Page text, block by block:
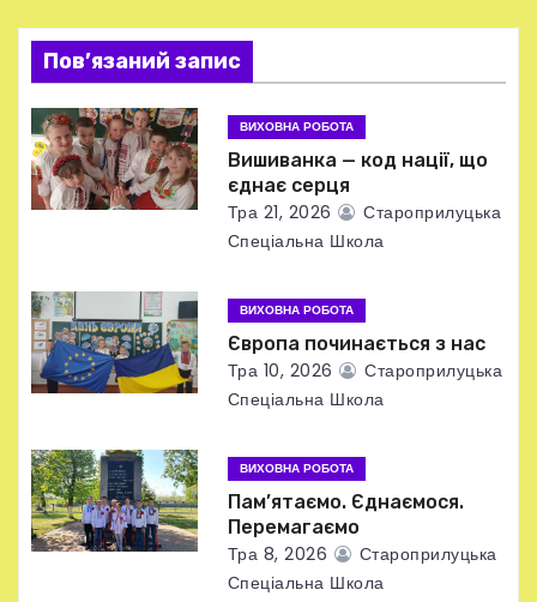
я
з
а
п
и
і
в
Пов’язаний запис
ВИХОВНА РОБОТА
Вишиванка — код нації, що
єднає серця
Тра 21, 2026
Староприлуцька
Спеціальна Школа
ВИХОВНА РОБОТА
Європа починається з нас
Тра 10, 2026
Староприлуцька
Спеціальна Школа
ВИХОВНА РОБОТА
Пам’ятаємо. Єднаємося.
Перемагаємо
Тра 8, 2026
Староприлуцька
Спеціальна Школа